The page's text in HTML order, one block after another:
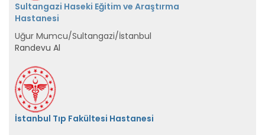
Sultangazi Haseki Eğitim ve Araştırma
Hastanesi
Uğur Mumcu/Sultangazi/İstanbul
Randevu Al
İstanbul Tıp Fakültesi Hastanesi